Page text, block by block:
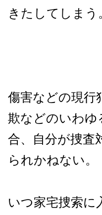
きたしてしまう
傷害などの現行
欺などのいわゆ
合、自分が捜査
られかねない。
いつ家宅捜索に